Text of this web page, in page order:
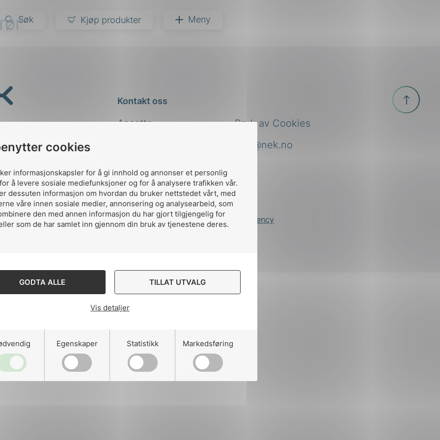
cookies
informasjonskapsler for å gi innhold og annonser et personlig
å levere sosiale mediefunksjoner og for å analysere trafikken vår.
dessuten informasjon om hvordan du bruker nettstedet vårt, med
våre innen sosiale medier, annonsering og analysearbeid, som
den med annen informasjon du har gjort tilgjengelig for
som de har samlet inn gjennom din bruk av tjenestene deres.
GODTA ALLE TILLAT UTVALG
Vis detaljer
Egenskaper Statistikk Markedsføring
Søk Kjøp produkter Meny
Kontakt oss
Ansatte
nek@nek.no
Bruk av Cookies
Designed and developed by Stem Agency
Til
toppen